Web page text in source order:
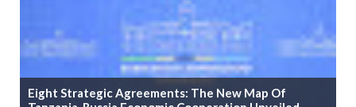
Eight Strategic Agreements: The New Map Of